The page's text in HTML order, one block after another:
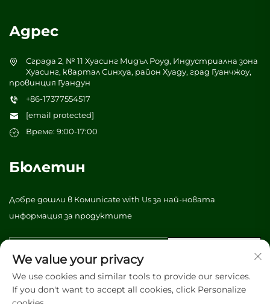
Адрес
Сграда 2, № 11 Хуасинг Мидъл Роуд, Индустриална зона
Хуасинг, квартал Синхуа, район Хуаду, град Гуанчжоу,
провинция Гуандун
+86-17377554517
[email protected]
Време: 9:00-17:00
Бюлетин
Добре дошли в Комunicate with Us за най-новата
информация за продуктите
© Всички права запазени 2026 Vibrant tree (Guangzhou)
We value your privacy
We use cookies and similar tools to provide our services.
If you don't want to accept all cookies, click Personalize